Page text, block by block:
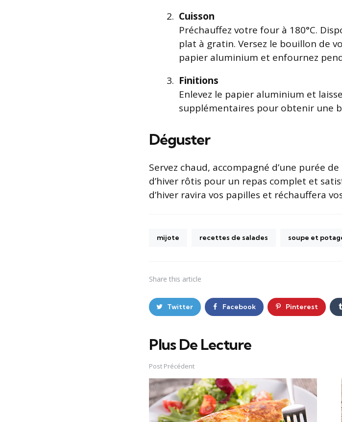
Cuisson
Préchauffez votre four à 180°C.
plat à gratin. Versez le bouillon de
papier aluminium et enfournez
Finitions
Enlevez le papier aluminium et
supplémentaires pour obtenir une
Déguster
Servez chaud, accompagné d’une purée
d’hiver rôtis pour un repas complet et
d’hiver ravira vos papilles et réchauffera
mijote recettes de salades soupe et
Share this article
Twitter Facebook Pinterest
Plus De Lecture
Post
navigation
Post Précédent